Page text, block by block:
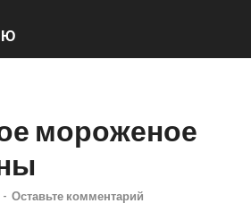
мороженое
- Оставьте комментарий